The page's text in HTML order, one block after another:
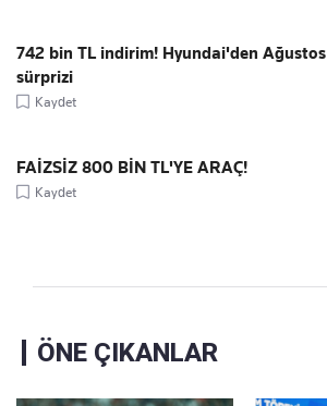
742 bin TL indirim! Hyundai'den Ağustos
sürprizi
Kaydet
FAİZSİZ 800 BİN TL'YE ARAÇ!
Kaydet
ÖNE ÇIKANLAR